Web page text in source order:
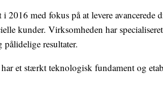
med fokus på at levere avancerede
kunder. Virksomheden har
resultater.
et stærkt teknologisk fundament og